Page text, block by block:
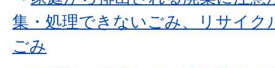
集・処理できないごみ、リサイク
ごみ